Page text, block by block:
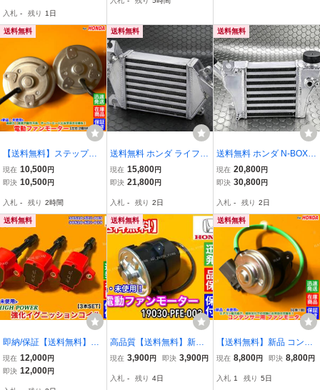
月保証
入札 - 残り 1日
送料無料
【送料無料】ステップワ
ゴン RG1 RG2 RG3 RG4
【新品 電動 ファン モー
0-RTA-004 38616-RTA-0
04 スパーダ 交換 修理
現在 10,500円
即決 10,500円
入札 - 残り 2時間
送料無料
送料無料 ホンダ ライフ
用 大容量 インタークーラ
ー 純正交換タイプ JB5 JB
ボルトオン 自動車部品 新
品
現在 15,800円
即決 21,800円
入札 - 残り 2日
送料無料
送料無料 ホンダ N-BOX J
F3 JF4 N-WGN JH3 JH4
ターボ インタークーラー
能向上 チューニングパー
ツ
現在 20,800円
即決 30,800円
入札 - 残り 2日
送料無料
即納/保証【送料無料】新
品 強化 イグニッションコ
イル 3本【N-BOX Nボッ
現在 12,000円
即決 12,000円
送料無料
高品質【送料無料】新品
電動ファン モーター 1個
2 HM3 HM4 HJ1 ホビオ
現在 3,900円 即決 3,900円
入札 - 残り 4日
送料無料
【送料無料】新品 コンデ
ンサー用 電動 ファン モ
全年式】右側 80151-SS1
現在 8,800円 即決 8,800円
入札 1 残り 5日